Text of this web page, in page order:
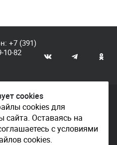
+7 (391)
10-82
подготовки», 2026
cookies
cookies для
сайта. Оставаясь на
с условиями
cookies.